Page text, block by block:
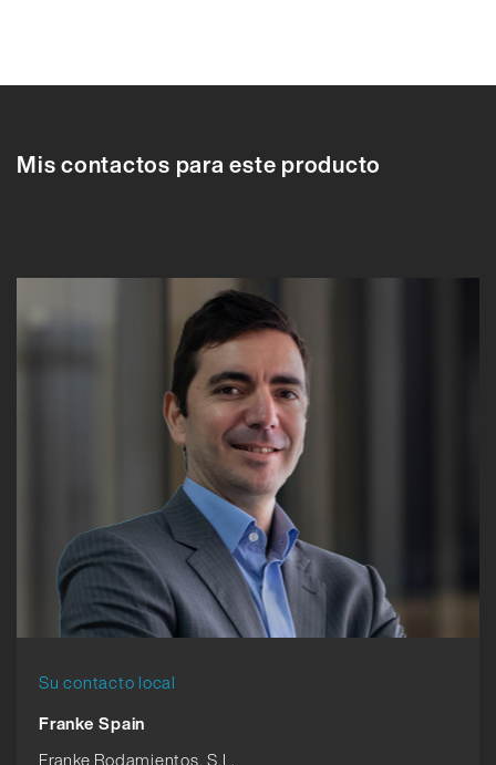
Mis contactos para este producto
Su contacto local
Franke Spain
Franke Rodamientos, S.L.